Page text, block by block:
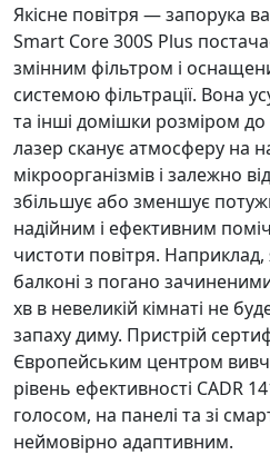
Якісне повітря — запорука
Smart Core 300S Plus
змінним фільтром і
системою фільтрації. Вона
та інші домішки розміром
лазер сканує атмосферу на
мікроорганізмів і залежно
збільшує або зменшує
надійним і ефективним
чистоти повітря.
балконі з погано
хв в невеликій кімнаті не
запаху диму. Пристрій
Європейським центром
рівень ефективності CADR
голосом, на панелі та зі
неймовірно адаптивним.